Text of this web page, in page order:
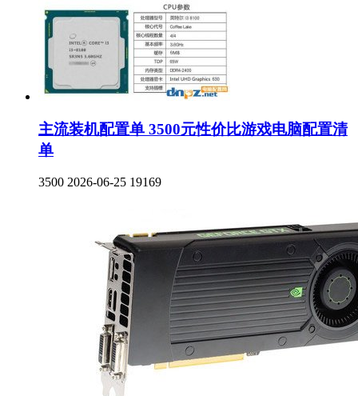
主流装机配置单 3500元性价比游戏电脑配置清
单
3500 2026-06-25 19169